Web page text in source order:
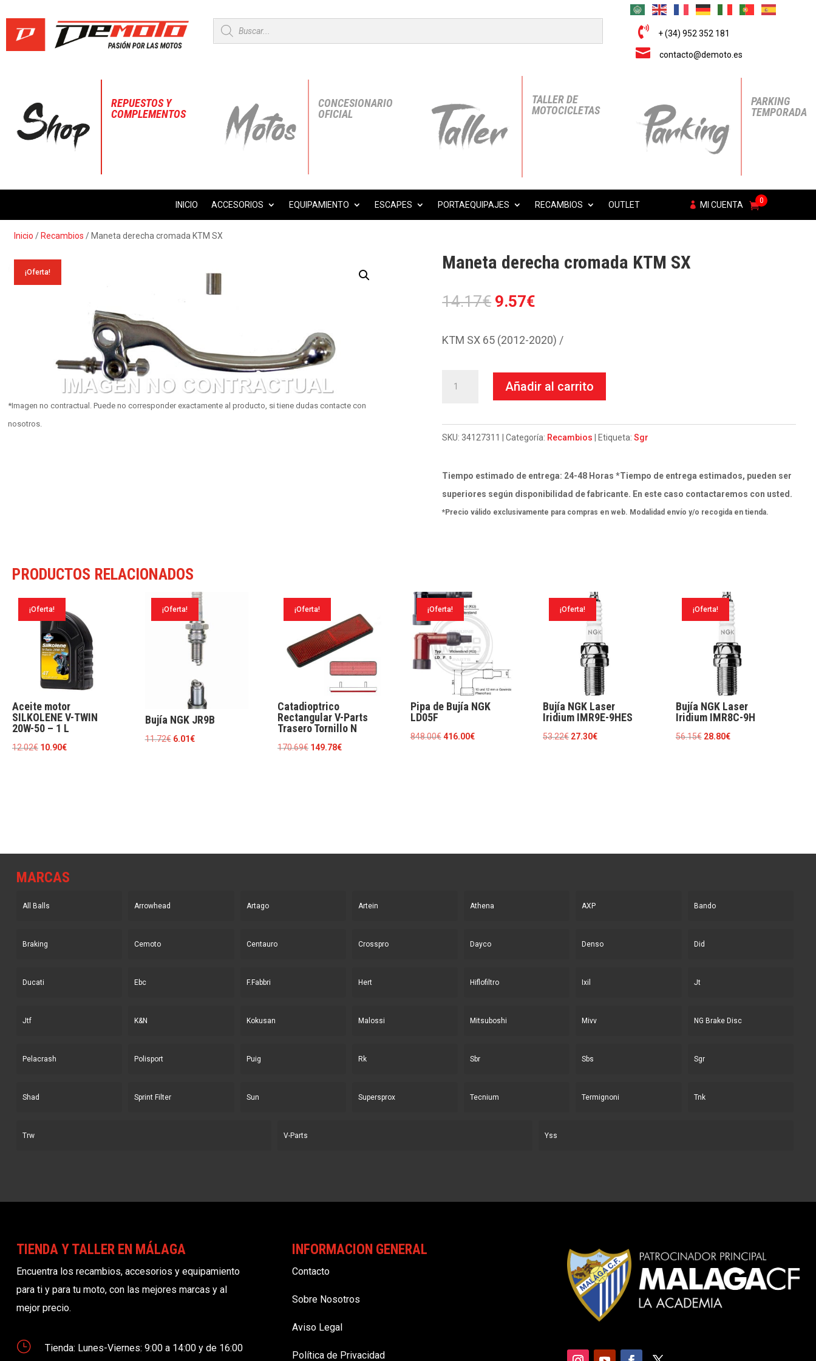
Búsqueda
de
productos
 + (34) 952 352 181
 contacto@demoto.es
REPUESTOS Y
COMPLEMENTOS
CONCESIONARIO
OFICIAL
TALLER DE
MOTOCICLETAS
PARKING
TEMPORADA
INICIO ACCESORIOS EQUIPAMIENTO ESCAPES PORTAEQUIPAJES RECAMBIOS OUTLET MI CUENTA 0
Inicio / Recambios / Maneta derecha cromada KTM SX
¡Oferta!
*Imagen no contractual. Puede no corresponder exactamente al producto, si tiene dudas contacte con
nosotros.
Maneta derecha cromada KTM SX
14.17€ El
original
14.17€.
9.57€
actual
9.57€.
KTM SX 65 (2012-2020) /
KTM
cantidad
Añadir al carrito
SKU: 34127311 Categoría: Recambios Etiqueta:Sgr
Tiempo estimado de entrega: 24-48 Horas *Tiempo de entrega estimados, pueden ser
superiores según disponibilidad de fabricante. En este caso contactaremos con usted.
*Precio válido exclusivamente para compras en web. Modalidad envío y/o recogida en tienda.
PRODUCTOS RELACIONADOS
¡Oferta!
Aceite motor
SILKOLENE V-TWIN
20W-50 – 1 L
12.02€ El
10.90€El
¡Oferta!
Bujía NGK JR9B
11.72€ El
6.01€El
¡Oferta!
Catadioptrico
Rectangular V-Parts
Trasero Tornillo N
170.69€ El
149.78€El
¡Oferta!
Pipa de Bujía NGK
LD05F
848.00€ El
416.00€El
¡Oferta!
Bujía NGK Laser
Iridium IMR9E-9HES
53.22€ El
27.30€El
¡Oferta!
Bujía NGK Laser
Iridium IMR8C-9H
56.15€ El
28.80€El
MARCAS
All Balls Arrowhead Artago Artein Athena AXP Bando
Braking Cemoto Centauro Crosspro Dayco Denso Did
Ducati Ebc F.Fabbri Hert Hiflofiltro Ixil Jt
Jtf K&N Kokusan Malossi Mitsuboshi Mivv NG Brake Disc
Pelacrash Polisport Puig Rk Sbr Sbs Sgr
Shad Sprint Filter Sun Supersprox Tecnium Termignoni Tnk
Trw V-Parts Yss
TIENDA Y TALLER EN MÁLAGA
Encuentra los recambios, accesorios y equipamiento
para ti y para tu moto, con las mejores marcas y al
mejor precio.
}
Tienda: Lunes-Viernes: 9:00 a 14:00 y de 16:00
INFORMACION GENERAL
Contacto
Sobre Nosotros
Aviso Legal
Política de Privacidad